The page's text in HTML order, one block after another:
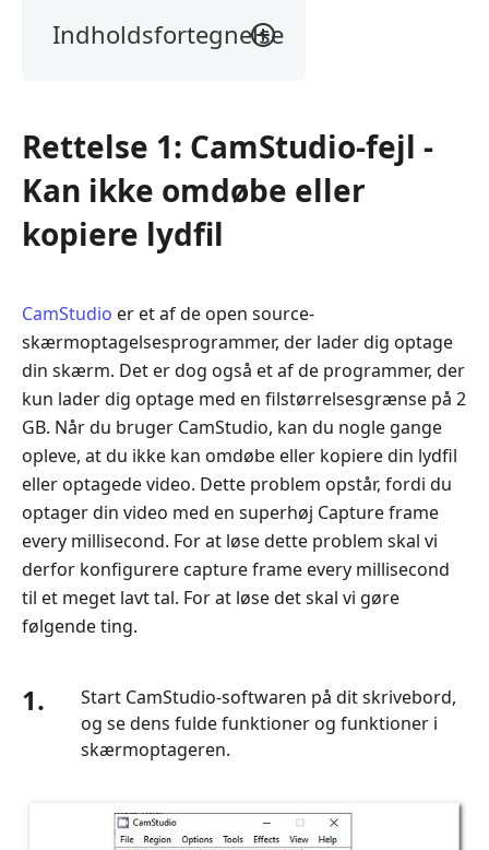
Indholdsfortegnelse
fejl
Kan
ikke
omdøbe
lydfil
Fix
2:
CamStudio-
-
lavt
lydproblem
under
optagelse
Fix
3:
fejl
optager
Rettelse
Rettelse 1: CamStudio-fejl -
Kan ikke omdøbe eller
kopiere lydfil
CamStudio er et af de open source-
skærmoptagelsesprogrammer, der lader dig optage
din skærm. Det er dog også et af de programmer, der
kun lader dig optage med en filstørrelsesgrænse på 2
GB. Når du bruger CamStudio, kan du nogle gange
opleve, at du ikke kan omdøbe eller kopiere din lydfil
eller optagede video. Dette problem opstår, fordi du
optager din video med en superhøj Capture frame
every millisecond. For at løse dette problem skal vi
derfor konfigurere capture frame every millisecond
til et meget lavt tal. For at løse det skal vi gøre
følgende ting.
1.
Start CamStudio-softwaren på dit skrivebord,
og se dens fulde funktioner og funktioner i
skærmoptageren.